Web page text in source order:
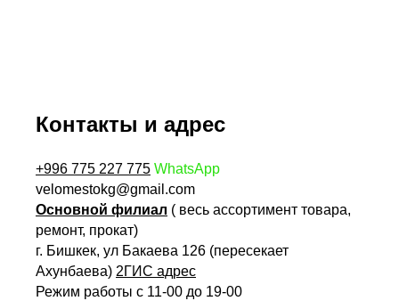
Контакты и адрес
+996 775 227 775 WhatsApp
velomestokg@gmail.com
Основной филиал ( весь ассортимент товара,
ремонт, прокат)
г. Бишкек, ул Бакаева 126 (пересекает
Ахунбаева) 2ГИС адрес
Режим работы с 11-00 до 19-00